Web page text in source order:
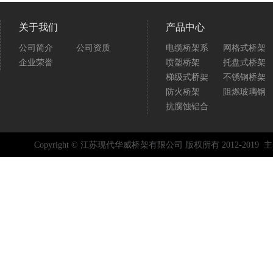
关于我们
公司简介
公司资质
企业荣誉
产品中心
电缆桥架系
网格式桥架
喷塑桥架
托盘式桥架
梯级式桥架
不锈钢桥架
防火桥架
阻燃玻璃钢
抗腐蚀铝合
Copyright © 江苏现代华威桥架有限公司 版权所有 2012-2019